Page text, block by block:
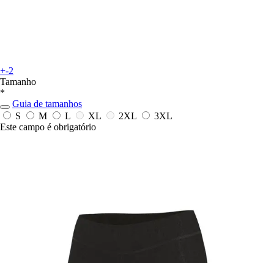
+-2
Tamanho
*
Guia de tamanhos
S
M L XL 2XL
3XL
Este campo é obrigatório